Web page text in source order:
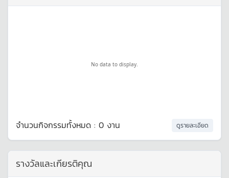
No data to display.
ดูรายละเอียด
จำนวนกิจกรรมทั้งหมด : 0 งาน
รางวัลและเกียรติคุณ